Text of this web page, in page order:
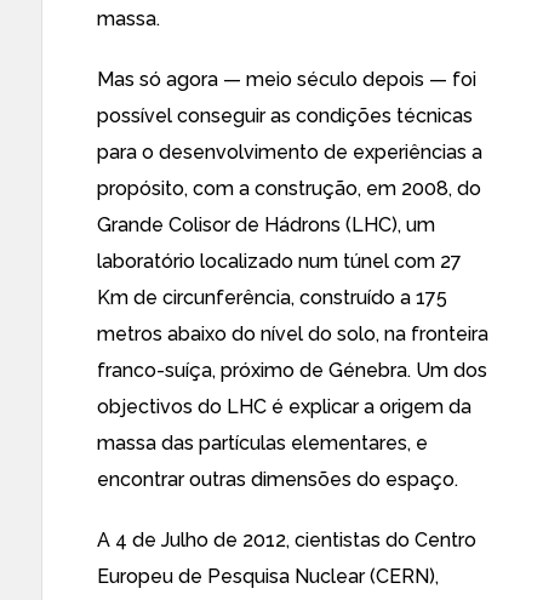
massa.
Mas só agora — meio século depois — foi
possível conseguir as condições técnicas
para o desenvolvimento de experiências a
propósito, com a construção, em 2008, do
Grande Colisor de Hádrons (LHC), um
laboratório localizado num túnel com 27
Km de circunferência, construído a 175
metros abaixo do nível do solo, na fronteira
franco-suíça, próximo de Génebra. Um dos
objectivos do LHC é explicar a origem da
massa das partículas elementares, e
encontrar outras dimensões do espaço.
A 4 de Julho de 2012, cientistas do Centro
Europeu de Pesquisa Nuclear (CERN),